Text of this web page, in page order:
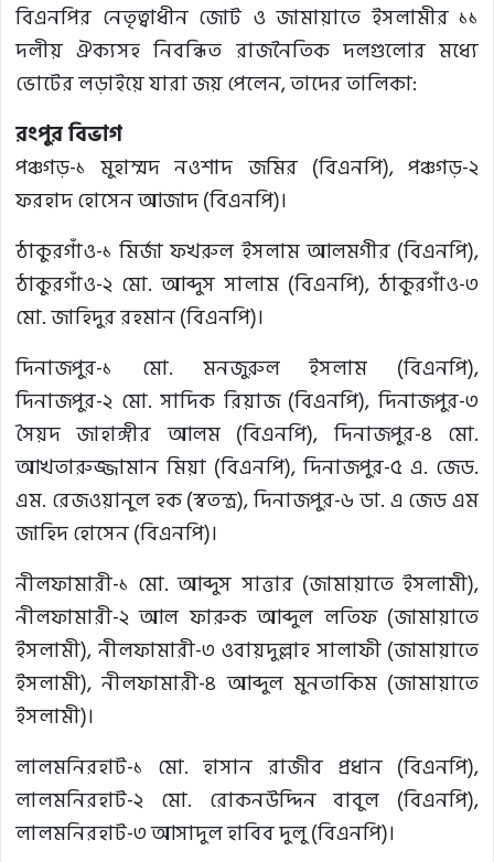
বিএনপির নেতৃত্বাধীন জোট ও জামায়াতে ইসলামীর ১১
দলীয় ঐক্যসহ নিবন্ধিত রাজনৈতিক দলগুলোর মধ্যে
ভোটের লড়াইয়ে যারা জয় পেলেন, তাদের তালিকা:
রংপুর বিভাগ
পঞ্চগড়-১ মুহাম্মদ নওশাদ জমির (বিএনপি), পঞ্চগড়-২
ফরহাদ হোসেন আজাদ (বিএনপি)।
ঠাকুরগাঁও-১ মির্জা ফখরুল ইসলাম আলমগীর (বিএনপি),
ঠাকুরগাঁও-২ মো. আব্দুস সালাম (বিএনপি), ঠাকুরগাঁও-৩
মো. জাহিদুর রহমান (বিএনপি)।
দিনাজপুর-১ মো. মনজুরুল ইসলাম (বিএনপি),
দিনাজপুর-২ মো. সাদিক রিয়াজ (বিএনপি), দিনাজপুর-৩
সৈয়দ জাহাঙ্গীর আলম (বিএনপি), দিনাজপুর-৪ মো.
আখতারুজ্জামান মিয়া (বিএনপি), দিনাজপুর-৫ এ. জেড.
এম. রেজওয়ানুল হক (স্বতন্ত্র), দিনাজপুর-৬ ডা. এ জেড এম
জাহিদ হোসেন (বিএনপি)।
নীলফামারী-১ মো. আব্দুস সাত্তার (জামায়াতে ইসলামী),
নীলফামারী-২ আল ফারুক আব্দুল লতিফ (জামায়াতে
ইসলামী), নীলফামারী-৩ ওবায়দুল্লাহ সালাফী (জামায়াতে
ইসলামী), নীলফামারী-৪ আব্দুল মুনতাকিম (জামায়াতে
ইসলামী)।
লালমনিরহাট-১ মো. হাসান রাজীব প্রধান (বিএনপি),
লালমনিরহাট-২ মো. রোকনউদ্দিন বাবুল (বিএনপি),
লালমনিরহাট-৩ আসাদুল হাবিব দুলু (বিএনপি)।